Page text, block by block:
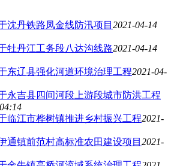
沈丹铁路凤金线防汛项目 2021-04-14
牡丹江工务段八达沟线路2021-04-14
东辽县强化河道环境治理工程2021-04-
永吉县四间河段上游段城市防洪工程
临江市桦树镇推进乡村振兴工程2021-
通镇前范村高标准农田建设项目 2021-